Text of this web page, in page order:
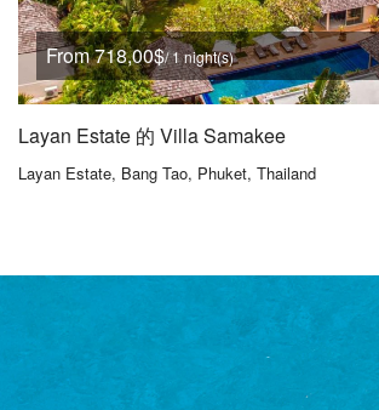
From 718,00$/ 1 night(s)
Layan Estate 的 Villa Samakee
Layan Estate, Bang Tao, Phuket, Thailand